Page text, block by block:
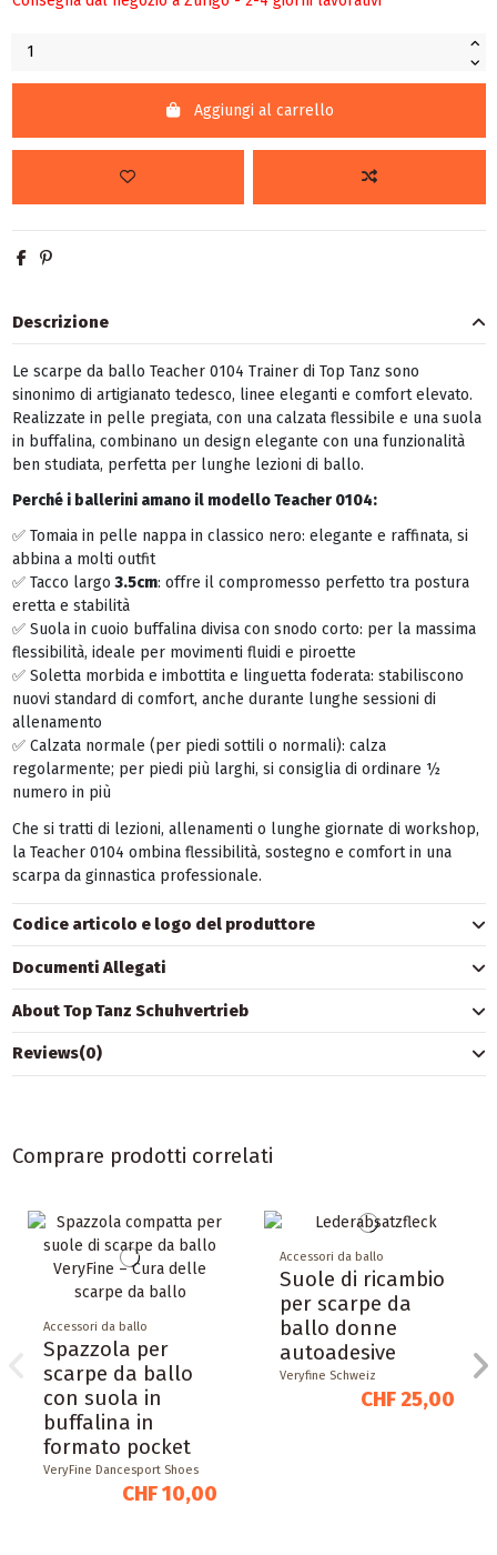
Aggiungi al carrello
Descrizione
Le scarpe da ballo Teacher 0104 Trainer di Top Tanz sono
sinonimo di artigianato tedesco, linee eleganti e comfort elevato.
Realizzate in pelle pregiata, con una calzata flessibile e una suola
in buffalina, combinano un design elegante con una funzionalità
ben studiata, perfetta per lunghe lezioni di ballo.
Perché i ballerini amano il modello Teacher 0104:
✅ Tomaia in pelle nappa in classico nero: elegante e raffinata, si
abbina a molti outfit
✅ Tacco largo3.5cm: offre il compromesso perfetto tra postura
eretta e stabilità
✅ Suola in cuoio buffalina divisa con snodo corto: per la massima
flessibilità, ideale per movimenti fluidi e piroette
✅ Soletta morbida e imbottita e linguetta foderata: stabiliscono
nuovi standard di comfort, anche durante lunghe sessioni di
allenamento
✅ Calzata normale (per piedi sottili o normali): calza
regolarmente; per piedi più larghi, si consiglia di ordinare ½
numero in più
Che si tratti di lezioni, allenamenti o lunghe giornate di workshop,
la Teacher 0104 ombina flessibilità, sostegno e comfort in una
scarpa da ginnastica professionale.
Codice articolo e logo del produttore
Documenti Allegati
About Top Tanz Schuhvertrieb
Reviews(0)
Comprare prodotti correlati
Accessori da ballo
Spazzola per
scarpe da ballo
con suola in
buffalina in
formato pocket
VeryFine Dancesport Shoes
CHF 10,00
Accessori da ballo
Suole di ricambio
per scarpe da
ballo donne
autoadesive
Veryfine Schweiz
CHF 25,00